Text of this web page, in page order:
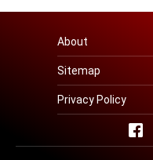
About
Sitemap
Privacy Policy